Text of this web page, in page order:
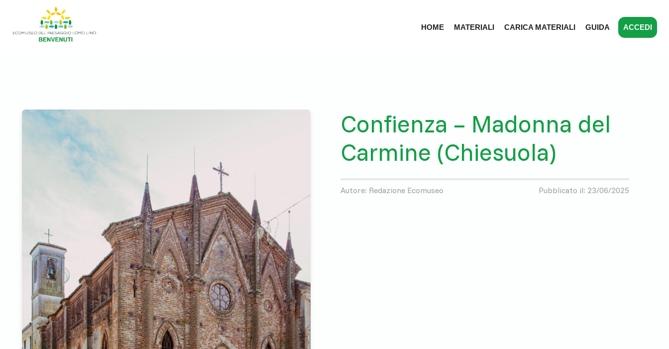
HOME MATERIALI CARICA MATERIALI GUIDA ACCEDI
Confienza – Madonna del
Carmine (Chiesuola)
Autore: Redazione Ecomuseo Pubblicato il: 23/06/2025